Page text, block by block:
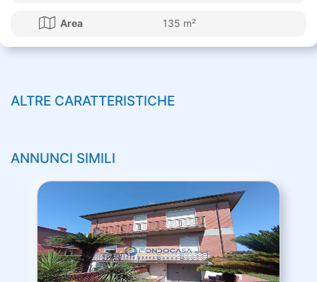
Area 135 m²
ALTRE CARATTERISTICHE
ANNUNCI SIMILI